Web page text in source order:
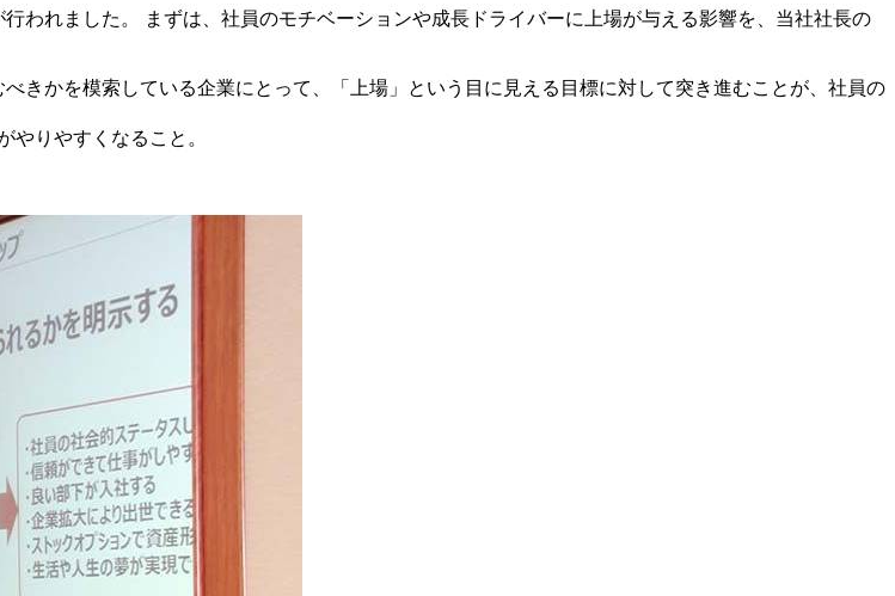
われました。 まずは、社員のモチベーションや成長ドライバーに上場が与える影響を、当社社長の
きかを模索している企業にとって、「上場」という目に見える目標に対して突き進むことが、社員の
やりやすくなること。